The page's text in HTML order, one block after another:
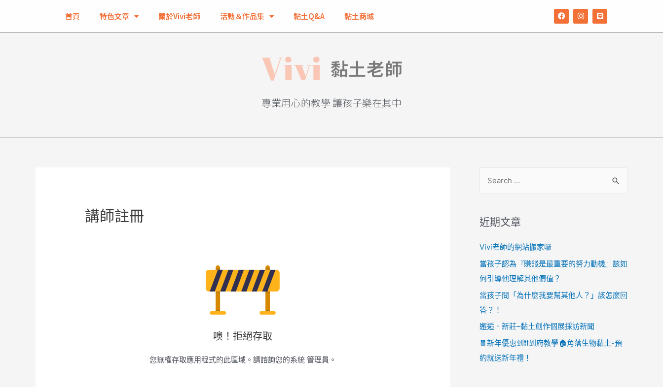
首頁 特色文章 關於Vivi老師 活動＆作品集 黏土Q&A 黏土商城
Vivi 黏土老師
專業用心的教學 讓孩子樂在其中
講師註冊
噢！拒絕存取
您無權存取應用程式的此區域。請諮詢您的系統 管理員。
近期文章
Vivi老師的網站搬家囉
當孩子認為『賺錢是最重要的努力動機』該如
何引導他理解其他價值？
當孩子問「為什麼我要幫其他人？」該怎麼回
答？！
邂逅．新莊–黏土創作個展採訪新聞
🧧新年優惠到❗️❗️到府教學🏠角落生物黏土-預
約就送新年禮！